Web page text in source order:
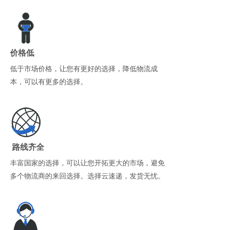
价格低
低于市场价格，让您有更好的选择，降低物流成
本，可以有更多的选择。
路线齐全
丰富国家的选择，可以让您开拓更大的市场，避免
多个物流商的来回选择。选择云速递，发货无忧。